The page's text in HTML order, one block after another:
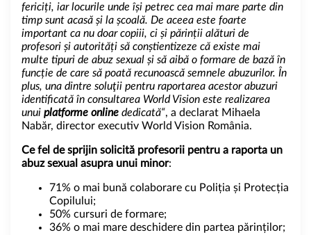
fericiți, iar locurile unde își petrec cea mai mare parte din
timp sunt acasă și la școală. De aceea este foarte
important ca nu doar copiii, ci și părinții alături de
profesori și autorități să conștientizeze că existe mai
multe tipuri de abuz sexual și să aibă o formare de bază în
funcție de care să poată recunoască semnele abuzurilor. În
plus, una dintre soluţii pentru raportarea acestor abuzuri
identificată în consultarea World Vision este realizarea
unui platforme online dedicată“, a declarat Mihaela
Nabăr, director executiv World Vision România.
Ce fel de sprijin solicită profesorii pentru a raporta un
abuz sexual asupra unui minor:
71% o mai bună colaborare cu Poliția și Protecția
Copilului;
50% cursuri de formare;
36% o mai mare deschidere din partea părinților;